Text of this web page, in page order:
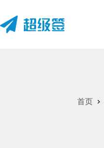
内
容
首页